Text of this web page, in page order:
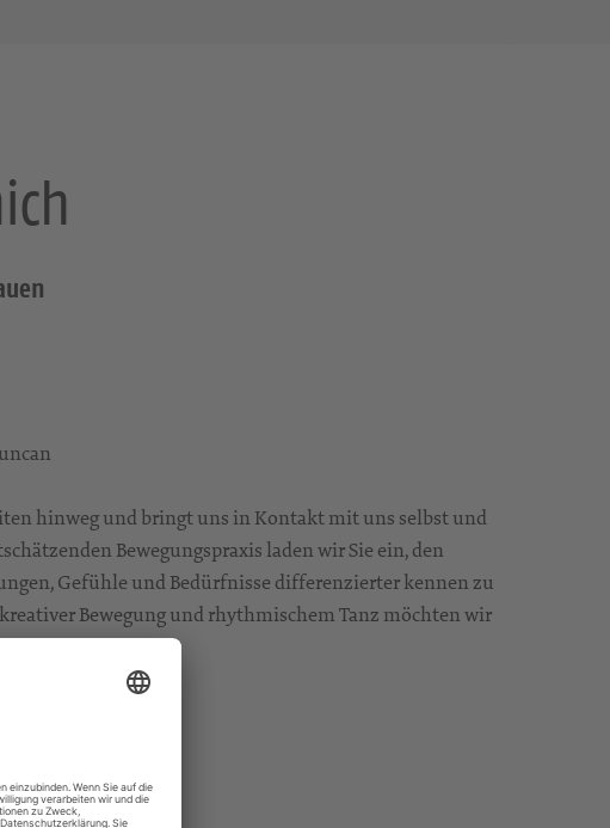
hinweg und bringt uns in Kontakt mit uns selbst und
Bewegungspraxis laden wir Sie ein, den
Gefühle und Bedürfnisse differenzierter kennen zu
Bewegung und rhythmischem Tanz möchten wir